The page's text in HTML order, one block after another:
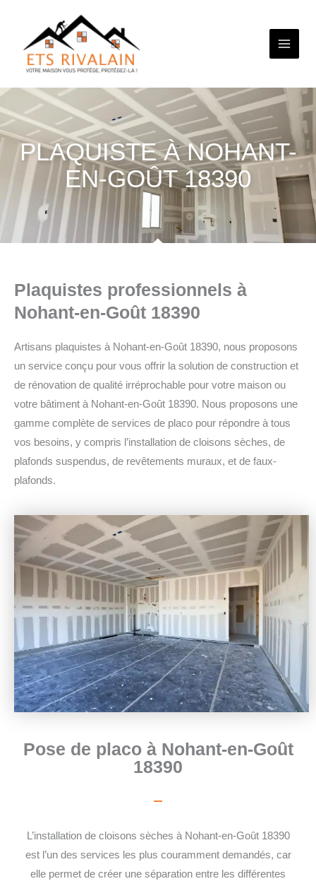
contenu
PLAQUISTE À NOHANT-
EN-GOÛT 18390
Plaquistes professionnels à
Nohant-en-Goût 18390
Artisans plaquistes à Nohant-en-Goût 18390, nous proposons
un service conçu pour vous offrir la solution de construction et
de rénovation de qualité irréprochable pour votre maison ou
votre bâtiment à Nohant-en-Goût 18390. Nous proposons une
gamme complète de services de placo pour répondre à tous
vos besoins, y compris l’installation de cloisons sèches, de
plafonds suspendus, de revêtements muraux, et de faux-
plafonds.
Pose de placo à Nohant-en-Goût
18390
L’installation de cloisons sèches à Nohant-en-Goût 18390
est l’un des services les plus couramment demandés, car
elle permet de créer une séparation entre les différentes